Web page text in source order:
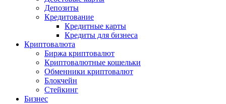
Депозиты
Кредитование
Кредитные карты
Кредиты для бизнеса
Криптовалюта
Биржа криптовалют
Криптовалютные кошельки
Обменники криптовалют
Блокчейн
Стейкинг
Бизнес